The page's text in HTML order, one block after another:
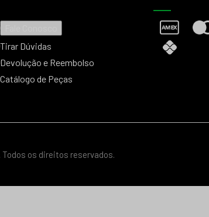
Tirar Dúvidas
Devolução e Reembolso
Catálogo de Peças
os direitos reservados.